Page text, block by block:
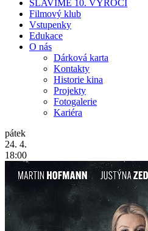
SLAVÍME 10. VÝROČÍ
Filmový klub
Vstupenky
Edukace
O nás
Dárková karta
Kontakty
Historie kina
Projekty
Fotogalerie
Kariéra
pátek
24. 4.
18:00